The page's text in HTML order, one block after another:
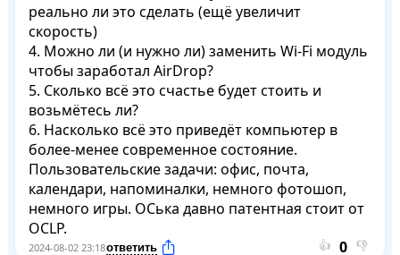
реально ли это сделать (ещё увеличит
скорость)
4. Можно ли (и нужно ли) заменить Wi-Fi модуль
чтобы заработал AirDrop?
5. Сколько всё это счастье будет стоить и
возьмётесь ли?
6. Насколько всё это приведёт компьютер в
более-менее современное состояние.
Пользовательские задачи: офис, почта,
календари, напоминалки, немного фотошоп,
немного игры. ОСька давно патентная стоит от
OCLP.
2024-08-02 23:18 👍 👎